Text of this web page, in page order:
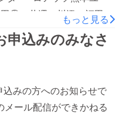
分キックオフ ＠前橋総
クオフ ＠前橋フットボー
ージ進出となります。
ユースの選手たちへ
②、井澤、川添、福田）
は全勝で1位パートに進
高校（前半：2-0、後
大会へ向け出発いたし
もっと見る
申込みのみなさ
みの方へのお知らせで
ール配信ができかねる